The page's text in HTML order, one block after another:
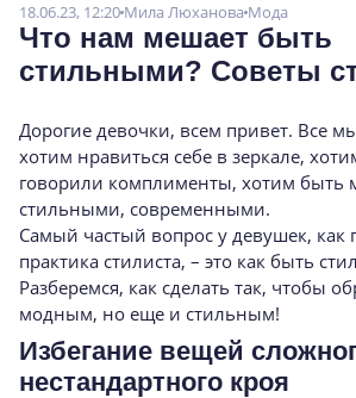
18.06.23, 12:20 Мила Люханова Мода
Что нам мешает быть
стильными? Советы
Дорогие девочки, всем привет. Все
хотим нравиться себе в зеркале,
говорили комплименты, хотим быть
стильными, современными.
Самый частый вопрос у девушек, как
практика стилиста, – это как быть
Разберемся, как сделать так, чтобы
модным, но еще и стильным!
Избегание вещей
нестандартного кроя